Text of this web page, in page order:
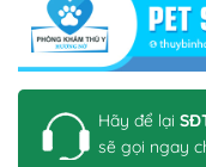
Hãy để lại
sẽ gọi ngay